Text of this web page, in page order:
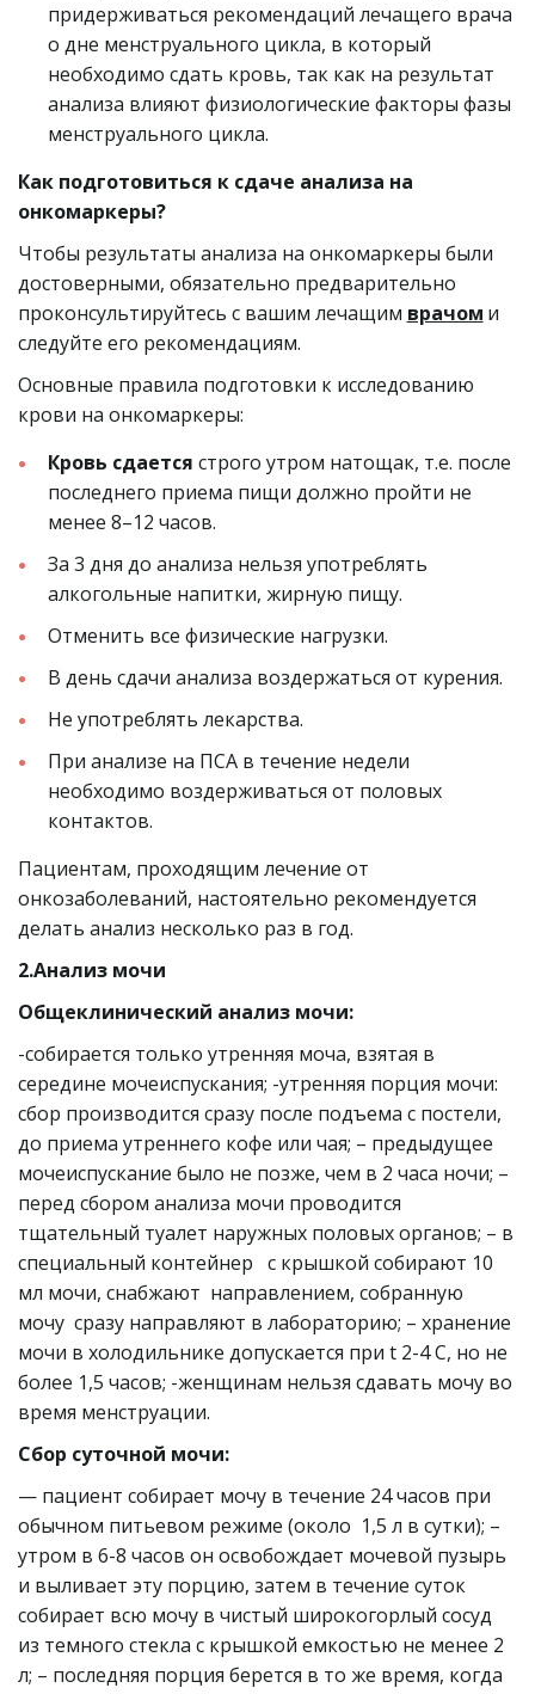
придерживаться рекомендаций лечащего врача
о дне менструального цикла, в который
необходимо сдать кровь, так как на результат
анализа влияют физиологические факторы фазы
менструального цикла.
Как подготовиться к сдаче анализа на
онкомаркеры?
Чтобы результаты анализа на онкомаркеры были
достоверными, обязательно предварительно
проконсультируйтесь с вашим лечащим врачом и
следуйте его рекомендациям.
Основные правила подготовки к исследованию
крови на онкомаркеры:
Кровь сдается строго утром натощак, т.е. после
последнего приема пищи должно пройти не
менее 8–12 часов.
За 3 дня до анализа нельзя употреблять
алкогольные напитки, жирную пищу.
Отменить все физические нагрузки.
В день сдачи анализа воздержаться от курения.
Не употреблять лекарства.
При анализе на ПСА в течение недели
необходимо воздерживаться от половых
контактов.
Пациентам, проходящим лечение от
онкозаболеваний, настоятельно рекомендуется
делать анализ несколько раз в год.
2.Анализ мочи
Общеклинический анализ мочи:
-собирается только утренняя моча, взятая в
середине мочеиспускания; -утренняя порция мочи:
сбор производится сразу после подъема с постели,
до приема утреннего кофе или чая; – предыдущее
мочеиспускание было не позже, чем в 2 часа ночи; –
перед сбором анализа мочи проводится
тщательный туалет наружных половых органов; – в
специальный контейнер   с крышкой собирают 10
мл мочи, снабжают  направлением, собранную
мочу  сразу направляют в лабораторию; – хранение
мочи в холодильнике допускается при t 2-4 C, но не
более 1,5 часов; -женщинам нельзя сдавать мочу во
время менструации.
Сбор суточной мочи:
— пациент собирает мочу в течение 24 часов при
обычном питьевом режиме (около  1,5 л в сутки); –
утром в 6-8 часов он освобождает мочевой пузырь
и выливает эту порцию, затем в течение суток
собирает всю мочу в чистый широкогорлый сосуд
из темного стекла с крышкой емкостью не менее 2
л; – последняя порция берется в то же время, когда